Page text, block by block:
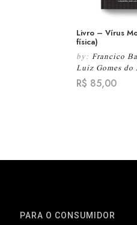
Livro – Vírus
física)
by: Francico
Luiz Gomes do
R$ 85,00
PARA O CONSUMIDOR